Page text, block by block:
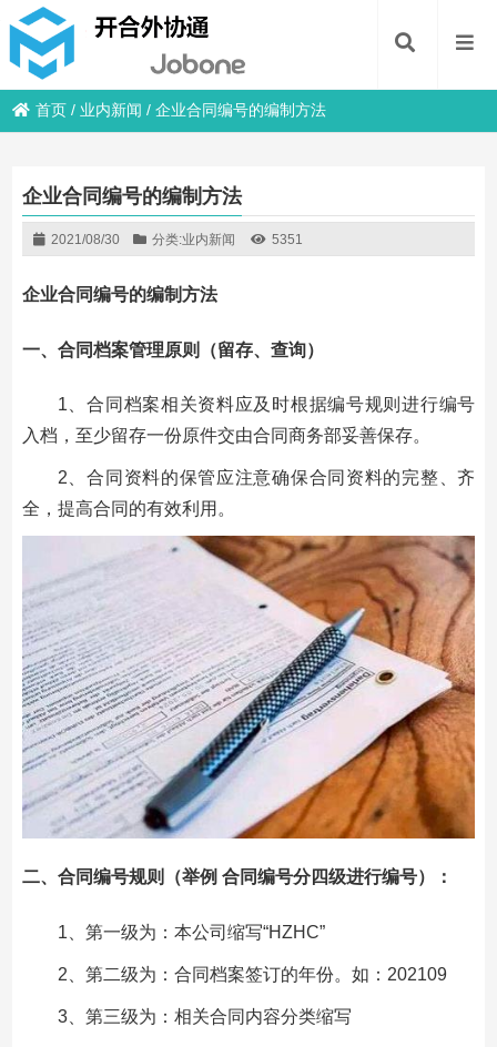
首页 / 业内新闻 /企业合同编号的编制方法
企业合同编号的编制方法
2021/08/30 分类:业内新闻 5351
企业合同编号的编制方法
一、合同档案管理原则（留存、查询）
1、合同档案相关资料应及时根据编号规则进行编号
入档，至少留存一份原件交由合同商务部妥善保存。
2、合同资料的保管应注意确保合同资料的完整、齐
全，提高合同的有效利用。
二、合同编号规则（举例 合同编号分四级进行编号）：
1、第一级为：本公司缩写“HZHC”
2、第二级为：合同档案签订的年份。如：202109
3、第三级为：相关合同内容分类缩写